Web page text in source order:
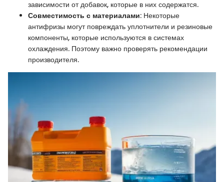
зависимости от добавок, которые в них содержатся.
Совместимость с материалами: Некоторые
антифризы могут повреждать уплотнители и резиновые
компоненты, которые используются в системах
охлаждения. Поэтому важно проверять рекомендации
производителя.